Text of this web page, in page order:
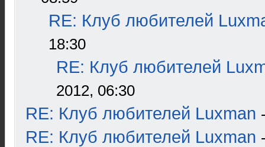
RE: Клуб любителей
18:30
RE: Клуб любителей
2012, 06:30
RE: Клуб любителей Luxman
RE: Клуб любителей Luxman